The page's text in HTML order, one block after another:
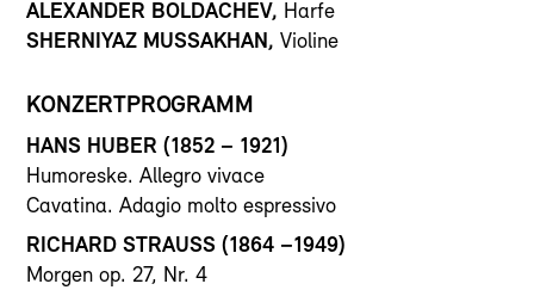
ALEXANDER BOLDACHEV, Harfe
SHERNIYAZ MUSSAKHAN,Violine
KONZERTPROGRAMM
HANS HUBER (1852 – 1921)
Humoreske. Allegro vivace
Cavatina. Adagio molto espressivo
RICHARD STRAUSS (1864 –1949)
Morgen op. 27, Nr. 4